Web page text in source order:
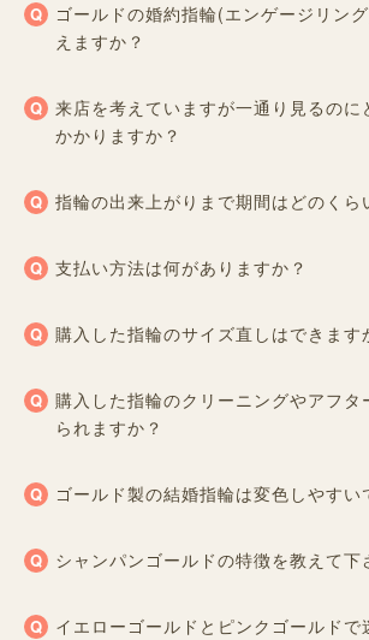
ゴールドの婚約指輪(エンゲージリン
えますか？
来店を考えていますが一通り見るのに
かかりますか？
指輪の出来上がりまで期間はどのくら
支払い方法は何がありますか？
購入した指輪のサイズ直しはできます
購入した指輪のクリーニングやアフタ
られますか？
ゴールド製の結婚指輪は変色しやすい
シャンパンゴールドの特徴を教えて下
イエローゴールドとピンクゴールドで